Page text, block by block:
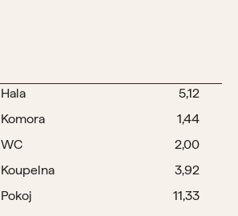
Hala
5,12
Komora
1,44
WC
2,00
Koupelna
3,92
Pokoj
11,33